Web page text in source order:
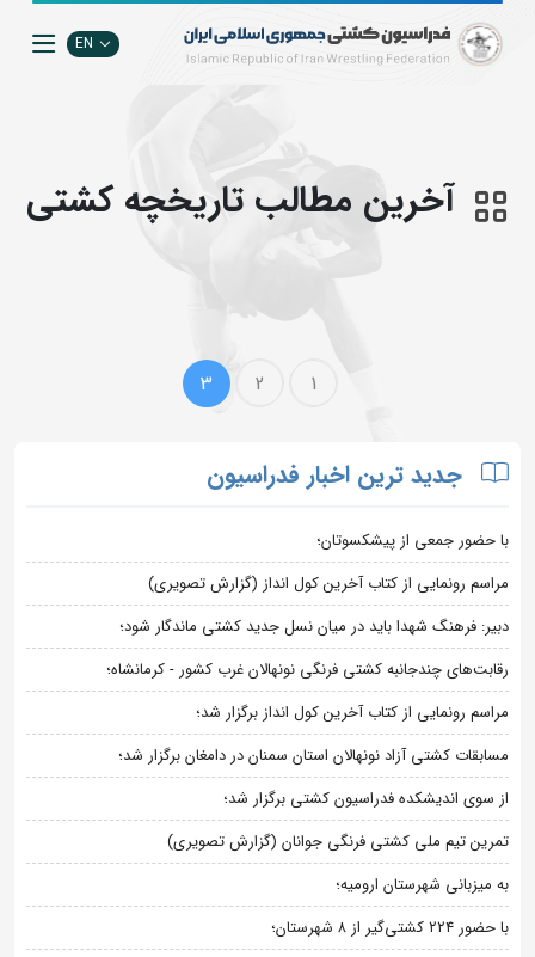
EN
آخرین مطالب تاریخچه کشتی
1
2
3
جدید ترین اخبار فدراسیون
با حضور جمعی از پیشکسوتان؛
مراسم رونمایی از کتاب آخرین کول انداز (گزارش تصویری)
دبیر: فرهنگ شهدا باید در میان نسل جدید کشتی ماندگار شود؛
رقابت‌های چندجانبه کشتی فرنگی نونهالان غرب کشور - کرمانشاه؛
مراسم رونمایی از کتاب آخرین کول انداز برگزار شد؛
مسابقات کشتی آزاد نونهالان استان سمنان در دامغان برگزار شد؛
از سوی اندیشکده فدراسیون کشتی برگزار شد؛
تمرین تیم ملی کشتی فرنگی جوانان (گزارش تصویری)
به میزبانی شهرستان ارومیه؛
با حضور ۲۲۴ کشتی‌گیر از ۸ شهرستان؛